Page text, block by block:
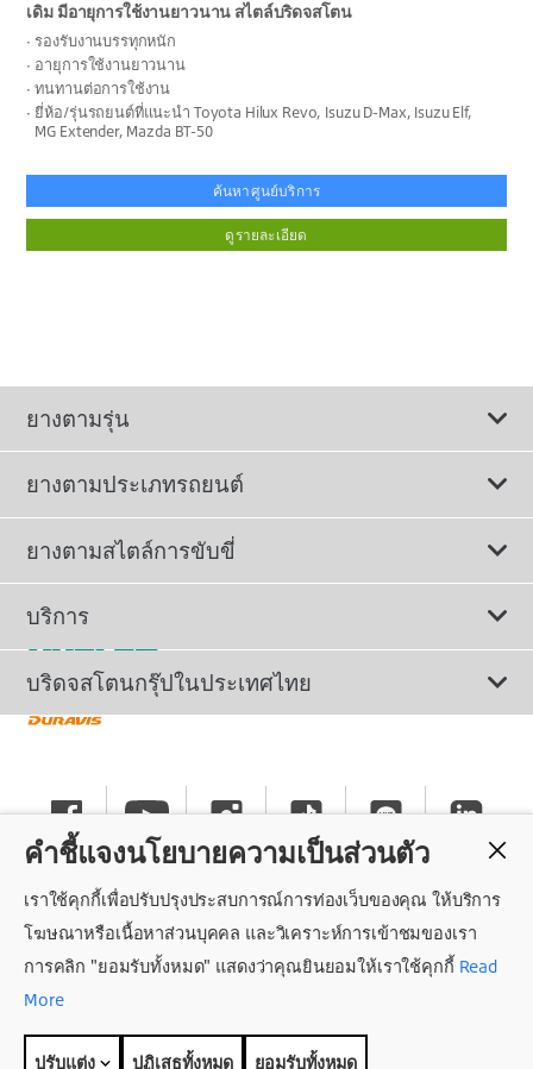
เดิม มีอายุการใช้งานยาวนาน สไตล์บริดจสโตน
รองรับงานบรรทุกหนัก
อายุการใช้งานยาวนาน
ทนทานต่อการใช้งาน
ยี่ห้อ/รุ่นรถยนต์ที่แนะนำ Toyota Hilux Revo, Isuzu D-Max, Isuzu Elf,
MG Extender, Mazda BT-50
ค้นหาศูนย์บริการ
ดูรายละเอียด
คำชี้แจงนโยบายความเป็นส่วนตัว
เราใช้คุกกี้เพื่อปรับปรุงประสบการณ์การท่องเว็บของคุณ ให้บริการ
โฆษณาหรือเนื้อหาส่วนบุคคล และวิเคราะห์การเข้าชมของเรา
การคลิก "ยอมรับทั้งหมด" แสดงว่าคุณยินยอมให้เราใช้คุกกี้ Read
More
ปรับแต่ง ปฏิเสธทั้งหมด ยอมรับทั้งหมด
ยางตามรุ่น
ยางตามประเภทรถยนต์
ดูยางทั้งหมด
ยางรถยนต์นั่ง
ยางรถ SUV/CUV/4x4
ยางรถบรรทุกและรถโดยสาร
แค็ตตาล็อกยางรถยนต์
ยางตามสไตล์การขับขี่
ยางรถยนต์นุ่มเงียบ
ยางสปอร์ตสมรรถนะสูง
ยางรถยนต์ประหยัดน้ำมัน
ยางรถออฟโรด
ยางรันแฟลต
บริการ
ติดต่อเรา
คำแนะนำทั่วไปเกี่ยวกับการใช้ยาง
นโยบายความเป็นส่วนตัว
ถอนความยินยอม
สิทธิ์การเข้าถึงข้อมูลส่วนบุคคล
บริดจสโตนกรุ๊ปในประเทศไทย
ข่าวประชาสัมพันธ์
ร่วมงานกับบริดจสโตน
ศูนย์บริการค็อกพิท